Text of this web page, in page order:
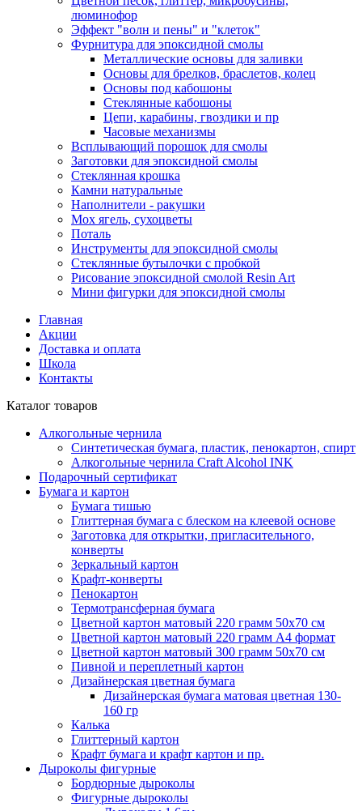
люминофор
Эффект "волн и пены" и "клеток"
Фурнитура для эпоксидной смолы
Металлические основы для заливки
Основы для брелков, браслетов, колец
Основы под кабошоны
Стеклянные кабошоны
Цепи, карабины, гвоздики и пр
Часовые механизмы
Всплывающий порошок для смолы
Заготовки для эпоксидной смолы
Стеклянная крошка
Камни натуральные
Наполнители - ракушки
Мох ягель, сухоцветы
Поталь
Инструменты для эпоксидной смолы
Стеклянные бутылочки с пробкой
Рисование эпоксидной смолой Resin Art
Мини фигурки для эпоксидной смолы
Главная
Акции
Доставка и оплата
Школа
Контакты
Каталог товаров
Алкогольные чернила
Синтетическая бумага, пластик, пенокартон, спирт
Алкогольные чернила Craft Alcohol INK
Подарочный сертификат
Бумага и картон
Бумага тишью
Глиттерная бумага с блеском на клеевой основе
Заготовка для открытки, пригласительного,
конверты
Зеркальный картон
Крафт-конверты
Пенокартон
Термотрансферная бумага
Цветной картон матовый 220 грамм 50х70 см
Цветной картон матовый 220 грамм A4 формат
Цветной картон матовый 300 грамм 50х70 см
Пивной и переплетный картон
Дизайнерская цветная бумага
Дизайнерская бумага матовая цветная 130-
160 гр
Калька
Глиттерный картон
Крафт бумага и крафт картон и пр.
Дыроколы фигурные
Бордюрные дыроколы
Фигурные дыроколы